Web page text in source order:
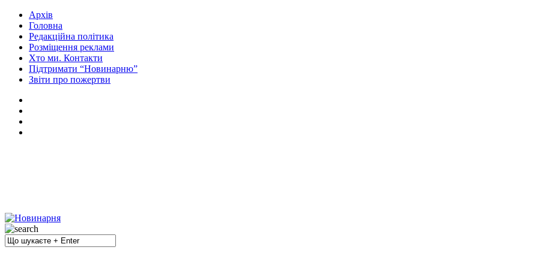
Архів
Головна
Редакційна політика
Розміщення реклами
Хто ми. Контакти
Підтримати “Новинарню”
Звіти про пожертви